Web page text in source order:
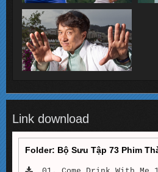
Link download
Folder: Bộ Sưu Tập 73 Phim